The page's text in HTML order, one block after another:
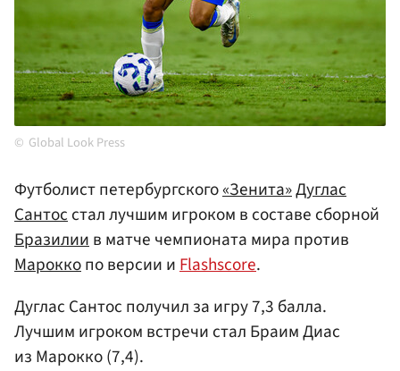
Global Look Press
Футболист петербургского«Зенита»Дуглас
Сантосстал лучшим игроком в составе сборной
Бразилиив матче чемпионата мира против
Мароккопо версии иFlashscore.
Дуглас Сантос получил за игру 7,3 балла.
Лучшим игроком встречи стал Браим Диас
из Марокко (7,4).